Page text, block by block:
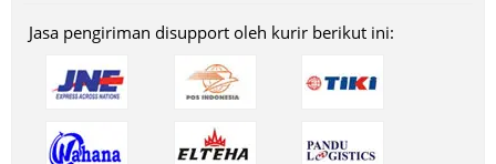
Jasa pengiriman disupport oleh kurir berikut ini: